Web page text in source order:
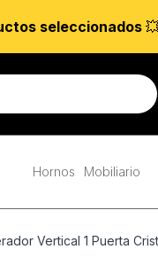
Hornos Mobiliario
Vertical 1 Puerta
seleccionados